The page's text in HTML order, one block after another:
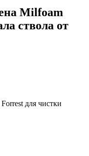
Milfoam
ствола от
для чистки